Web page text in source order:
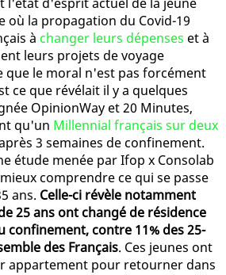
où la propagation du Covid-19
à changer leurs dépenses et à
leurs projets de voyage
que le moral n'est pas forcément
ce que révélait il y a quelques
OpinionWay et 20 Minutes,
qu'un Millennial français sur deux
3 semaines de confinement.
étude menée par Ifop x Consolab
comprendre ce qui se passe
ans. Celle-ci révèle notamment
25 ans ont changé de résidence
confinement, contre 11% des 25-
des Français. Ces jeunes ont
appartement pour retourner dans